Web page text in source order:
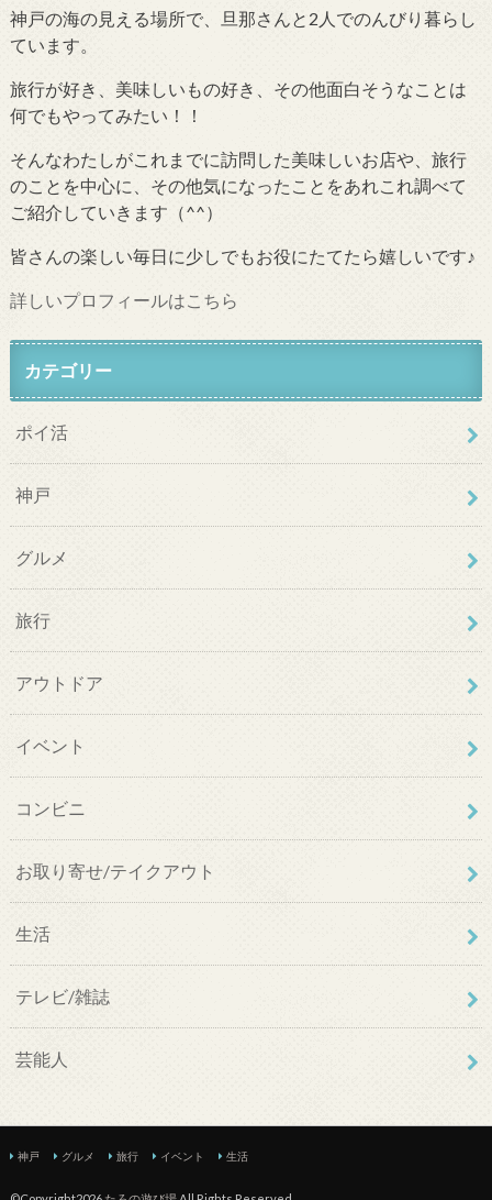
神戸の海の見える場所で、旦那さんと2人でのんびり暮らし
ています。
旅行が好き、美味しいもの好き、その他面白そうなことは
何でもやってみたい！！
そんなわたしがこれまでに訪問した美味しいお店や、旅行
のことを中心に、その他気になったことをあれこれ調べて
ご紹介していきます（^^）
皆さんの楽しい毎日に少しでもお役にたてたら嬉しいです♪
詳しいプロフィールはこちら
カテゴリー
ポイ活
神戸
グルメ
旅行
アウトドア
イベント
コンビニ
お取り寄せ/テイクアウト
生活
テレビ/雑誌
芸能人
神戸 グルメ 旅行 イベント 生活